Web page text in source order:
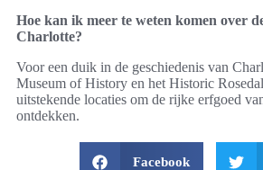
Hoe kan ik meer te weten komen over
Charlotte?
Voor een duik in de geschiedenis van
Museum of History en het Historic
uitstekende locaties om de rijke erfgoed
ontdekken.
Facebook